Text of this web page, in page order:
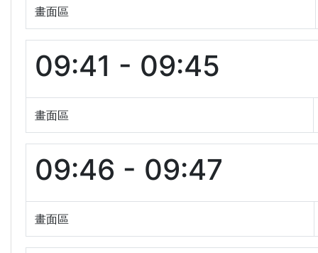
畫面區
09:41 - 09:45
畫面區
09:46 - 09:47
畫面區